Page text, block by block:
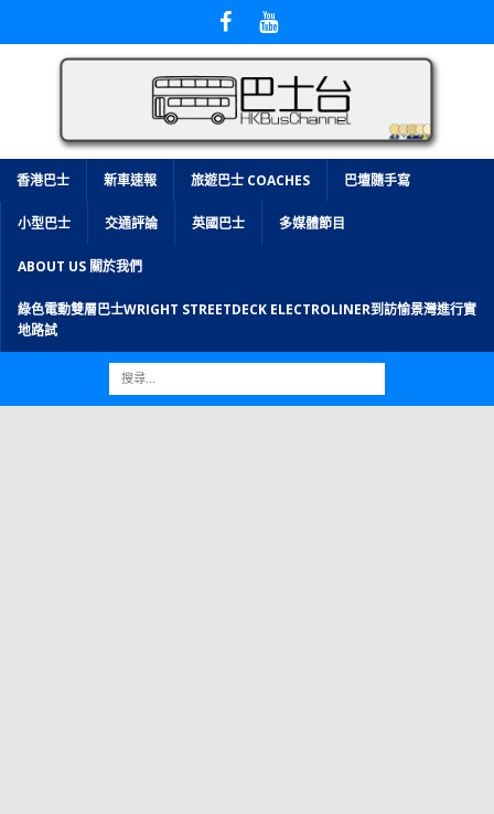
香港巴士 新車速報 旅遊巴士 COACHES 巴壇隨手寫
小型巴士 交通評論 英國巴士 多媒體節目
ABOUT US 關於我們
綠色電動雙層巴士WRIGHT STREETDECK ELECTROLINER到訪愉景灣進行實
地路試